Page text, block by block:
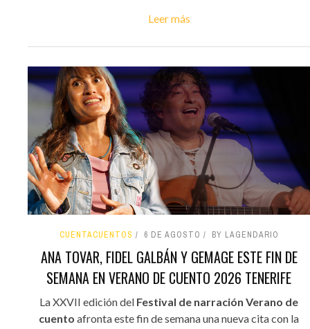
Leer más
CUENTACUENTOS 6 DE AGOSTO BY LAGENDARIO
ANA TOVAR, FIDEL GALBÁN Y GEMAGE ESTE FIN DE
SEMANA EN VERANO DE CUENTO 2026 TENERIFE
La XXVII edición del Festival de narración Verano de
cuento afronta este fin de semana una nueva cita con la